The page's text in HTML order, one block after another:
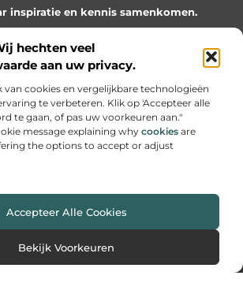
hechten veel
aan uw privacy.
van cookies en vergelijkbare technologieën
te verbeteren. Klik op 'Accepteer alle
te gaan, of pas uw voorkeuren aan."
message explaining why cookies are
the options to accept or adjust
Accepteer Alle Cookies
Bekijk Voorkeuren
inspiratie en kennis samenkomen.
en artikelen en laat je verrassen door
inzichten en nieuwe ideeën!
Cookiebeleid (EU)
All Right Reserved.